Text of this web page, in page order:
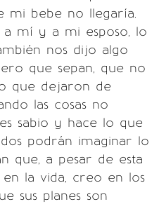
mi bebe no llegaría.
a mí y a mi esposo, lo
nos dijo algo
que sepan, que no
que dejaron de
las cosas no
sabio y hace lo que
podrán imaginar lo
que, a pesar de esta
la vida, creo en los
sus planes son